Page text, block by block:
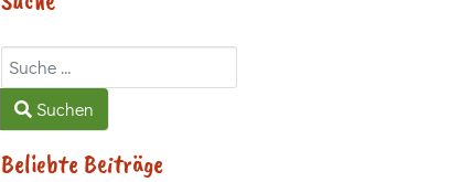
Suchen
Suchen
Beliebte Beiträge